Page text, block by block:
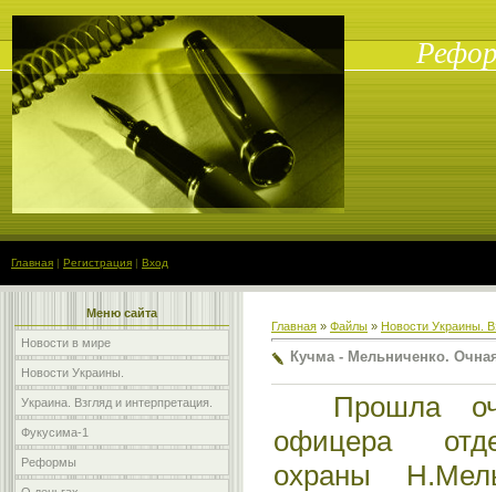
Главная | Регистрация | Вход
Меню сайта
Новости в мире
Новости Украины.
Украина. Взгляд и интерпретация.
Фукусима-1
Реформы
Главная » Файлы » Новости Украины.
Кучма - Мельниченко.
Прошла
офицера
охраны